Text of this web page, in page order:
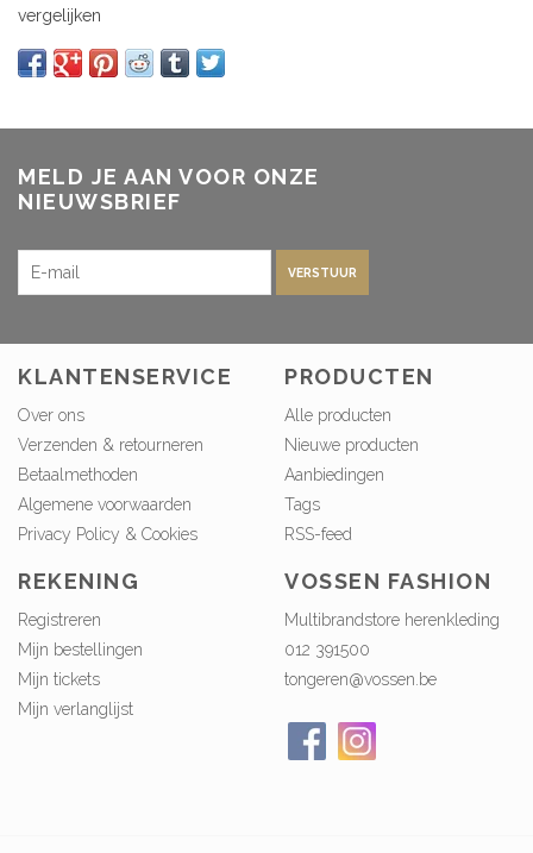
vergelijken
MELD JE AAN VOOR ONZE
NIEUWSBRIEF
VERSTUUR
KLANTENSERVICE
Over ons
Verzenden & retourneren
Betaalmethoden
Algemene voorwaarden
Privacy Policy & Cookies
PRODUCTEN
Alle producten
Nieuwe producten
Aanbiedingen
Tags
RSS-feed
REKENING
Registreren
Mijn bestellingen
Mijn tickets
Mijn verlanglijst
VOSSEN FASHION
Multibrandstore herenkleding
012 391500
tongeren@vossen.be